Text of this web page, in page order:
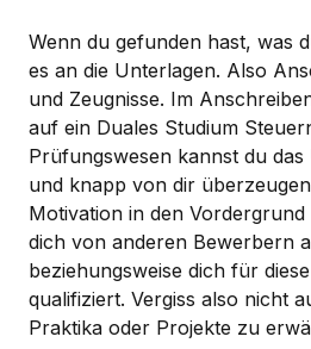
Wenn du gefunden hast, was
es an die Unterlagen. Also
und Zeugnisse. Im
auf ein Duales Studium
Prüfungswesen kannst du
und knapp von dir
Motivation in den
dich von anderen Bewerbern
beziehungsweise dich für
qualifiziert. Vergiss also nicht
Praktika oder Projekte zu